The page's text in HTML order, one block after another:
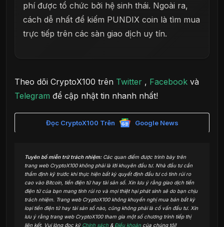
phí được tổ chức bởi hệ sinh thái. Ngoài ra,
cách dễ nhất để kiếm PUNDIX coin là tìm mua
trực tiếp trên các sàn giao dịch uy tín.
Theo dõi CryptoX100 trên Twitter , Facebook và
Telegram để cập nhật tin nhanh nhất!
Đọc CryptoX100 Trên Google News
Tuyên bố miễn trừ trách nhiệm:Các quan điểm được trình bày trên
trang web CryptoX100 không phải là lời khuyên đầu tư. Nhà đầu tư cần
thẩm định kỹ trước khi thực hiện bất kỳ quyết định đầu tư có tính rủi ro
cao vào Bitcoin, tiền điện tử hay tài sản số. Xin lưu ý rằng giao dịch tiền
điện tử của bạn mang tính rủi ro và mọi thiệt hại phát sinh sẽ do bạn chịu
trách nhiệm. Trang web CryptoX100 không khuyến nghị mua bán bất kỳ
loại tiền điện tử hay tài sản số nào, cũng không phải là cố vấn đầu tư. Xin
lưu ý rằng trang web CryptoX100 tham gia một số chương trình tiếp thị
liên kết. Vui lòng đọc kỹ Chính sách & Điều khoản của chúng tôi!